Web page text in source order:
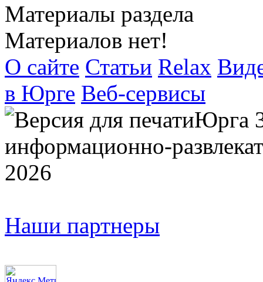
Материалы раздела
Материалов нет!
О сайте Статьи Relax
в Юрге Веб-сервисы
Юрга
информационно-
2026
Наши партнеры